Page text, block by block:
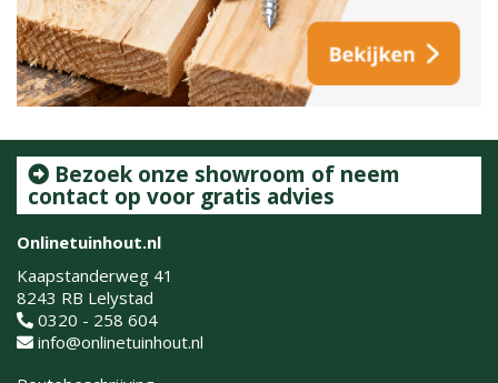
Bezoek onze showroom of neem
contact op voor gratis advies
Onlinetuinhout.nl
Kaapstanderweg 41
8243 RB Lelystad
0320 - 258 604
info@onlinetuinhout.nl